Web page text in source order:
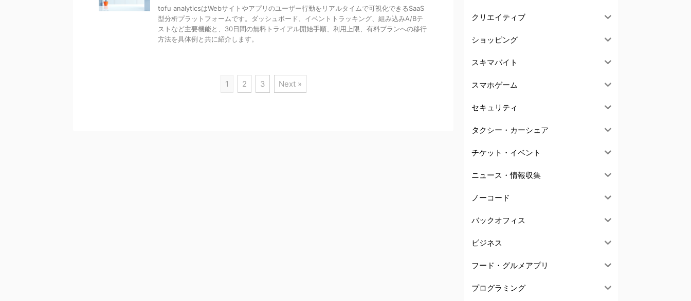
tofu analyticsはWebサイトやアプリのユーザー行動をリアルタイムで可視化できるSaaS
型分析プラットフォームです。ダッシュボード、イベントトラッキング、組み込みA/Bテ
ストなど主要機能と、30日間の無料トライアル開始手順、利用上限、有料プランへの移行
方法を具体例と共に紹介します。
1 2 3 Next »
クリエイティブ
ショッピング
スキマバイト
スマホゲーム
セキュリティ
タクシー・カーシェア
チケット・イベント
ニュース・情報収集
ノーコード
バックオフィス
ビジネス
フード・グルメアプリ
プログラミング